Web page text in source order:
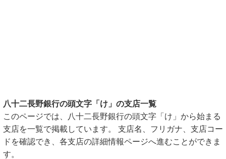
八十二長野銀行の頭文字「け」の支店一覧
このページでは、八十二長野銀行の頭文字「け」から始まる
支店を一覧で掲載しています。 支店名、フリガナ、支店コー
ドを確認でき、各支店の詳細情報ページへ進むことができま
す。